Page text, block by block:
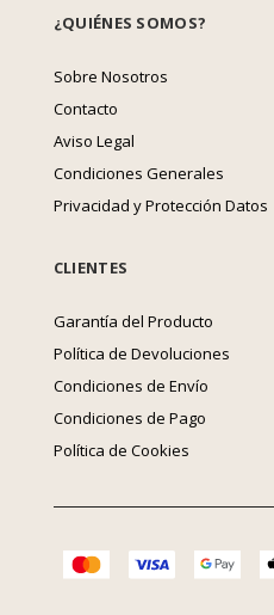
¿QUIÉNES SOMOS?
Sobre Nosotros
Contacto
Aviso Legal
Condiciones Generales
Privacidad y Protección Datos
CLIENTES
Garantía del Producto
Política de Devoluciones
Condiciones de Envío
Condiciones de Pago
Política de Cookies